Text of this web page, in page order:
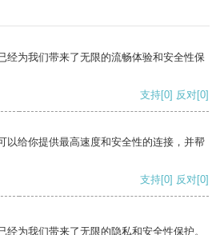
经为我们带来了无限的流畅体验和安全性保
支持[0] 反对[0]
以给你提供最高速度和安全性的连接，并帮
支持[0] 反对[0]
为我们带来了无限的隐私和安全性保护。